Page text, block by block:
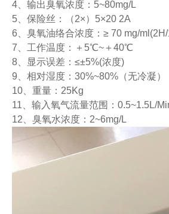
4、输出臭氧浓度：5~80mg/L
5、保险丝：（2×）5×20 2A
6、臭氧油络合浓度：≥ 70 mg/
7、工作温度：＋5℃~＋40℃
8、显示误差：≤±5%(浓度)
9、相对湿度：30%~80%（无冷凝）
10、重量：25Kg
11、输入氧气流量范围：0.5~1.5L/
12、臭氧水浓度：2~6mg/L